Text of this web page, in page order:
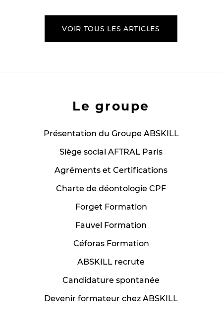
VOIR TOUS LES ARTICLES
Le groupe
Présentation du Groupe ABSKILL
Siège social AFTRAL Paris
Agréments et Certifications
Charte de déontologie CPF
Forget Formation
Fauvel Formation
Céforas Formation
ABSKILL recrute
Candidature spontanée
Devenir formateur chez ABSKILL